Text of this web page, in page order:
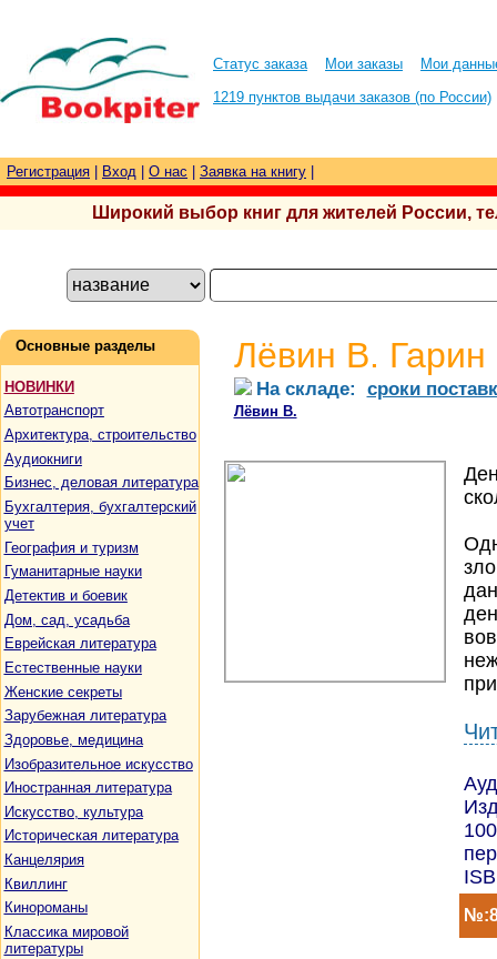
Статус заказа Мои заказы
Мои
1219 пунктов выдачи заказов (по России)
Регистрация Вход О нас Заявка на книгу
Широкий выбор книг для жителей России,
Основные разделы
НОВИНКИ
Автотранспорт
Архитектура, строительство
Аудиокниги
Бизнес, деловая литература
Бухгалтерия, бухгалтерский
учет
География и туризм
Гуманитарные науки
Детектив и боевик
Дом, сад, усадьба
Еврейская литература
Естественные науки
Женские секреты
Зарубежная литература
Здоровье, медицина
Изобразительное искусство
Иностранная литература
Искусство, культура
Историческая литература
Канцелярия
Квиллинг
Кинороманы
Классика мировой
литературы
Лёвин В. Гарин
На складе: сроки
Лёвин В.